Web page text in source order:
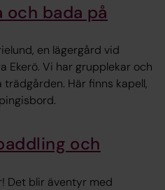
och bada på
en lägergård vid
Ekerö. Vi har grupplekar och
Här finns kapell,
och
Det blir äventyr med